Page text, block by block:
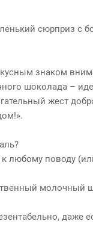
сюрприз с
знаком
шоколада –
жест
любому поводу
молочный
даже